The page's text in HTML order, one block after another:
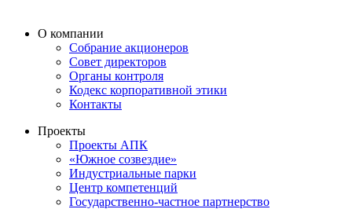
О компании
Собрание акционеров
Совет директоров
Органы контроля
Кодекс корпоративной этики
Контакты
Проекты
Проекты АПК
«Южное созвездие»
Индустриальные парки
Центр компетенций
Государственно-частное партнерство